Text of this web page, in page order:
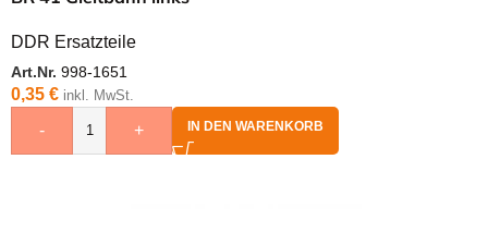
DDR Ersatzteile
Art.Nr. 998-1651
0,35 € inkl. MwSt.
- + IN DEN WARENKORB